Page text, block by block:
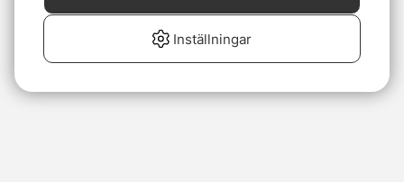
Inställningar